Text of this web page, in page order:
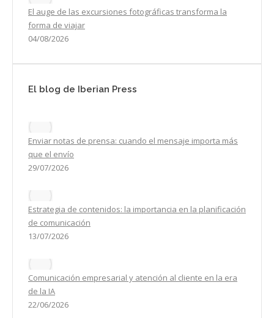
El auge de las excursiones fotográficas transforma la
forma de viajar
04/08/2026
El blog de Iberian Press
Enviar notas de prensa: cuando el mensaje importa más
que el envío
29/07/2026
Estrategia de contenidos: la importancia en la planificación
de comunicación
13/07/2026
Comunicación empresarial y atención al cliente en la era
de la IA
22/06/2026